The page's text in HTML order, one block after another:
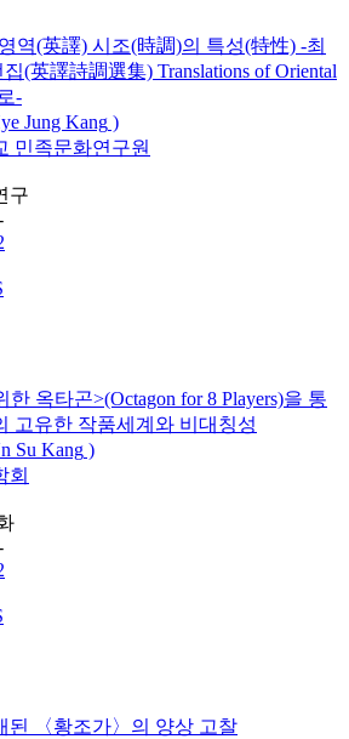
역(英譯) 시조(時調)의 특성(特性) -최
(英譯詩調選集) Translations of Oriental
-
Jung Kang )
민족문화연구원
구
옥타곤>(Octagon for 8 Players)을 통
고유한 작품세계와 비대칭성
Su Kang )
회
된 〈황조가〉의 양상 고찰